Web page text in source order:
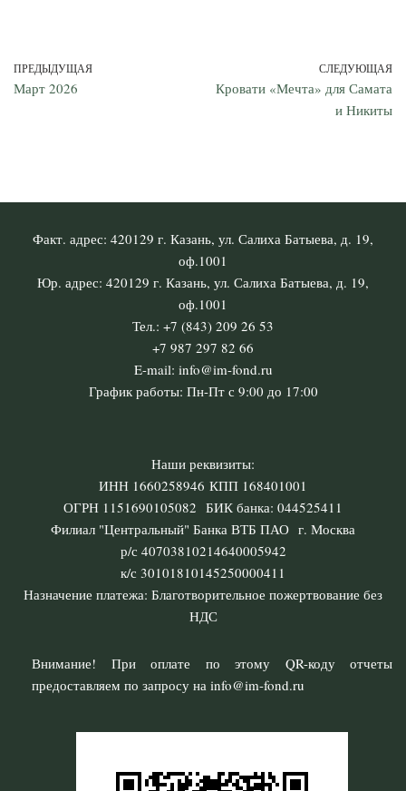
ПРЕДЫДУЩАЯ
Март 2026
СЛЕДУЮЩАЯ
Кровати «Мечта» для Самата
и Никиты
Факт. адрес: 420129 г. Казань, ул. Салиха Батыева, д. 19,
оф.1001
Юр. адрес: 420129 г. Казань, ул. Салиха Батыева, д. 19,
оф.1001
Тел.: +7 (843) 209 26 53
+7 987 297 82 66
E-mail: info@im-fond.ru
График работы: Пн-Пт с 9:00 до 17:00
Наши реквизиты:
ИНН 1660258946 КПП 168401001
ОГРН 1151690105082 БИК банка: 044525411
Филиал "Центральный" Банка ВТБ ПАО г. Москва
р/с 40703810214640005942
к/с 30101810145250000411
Назначение платежа: Благотворительное пожертвование без
НДС
Внимание! При оплате по этому QR-коду отчеты
предоставляем по запросу на info@im-fond.ru